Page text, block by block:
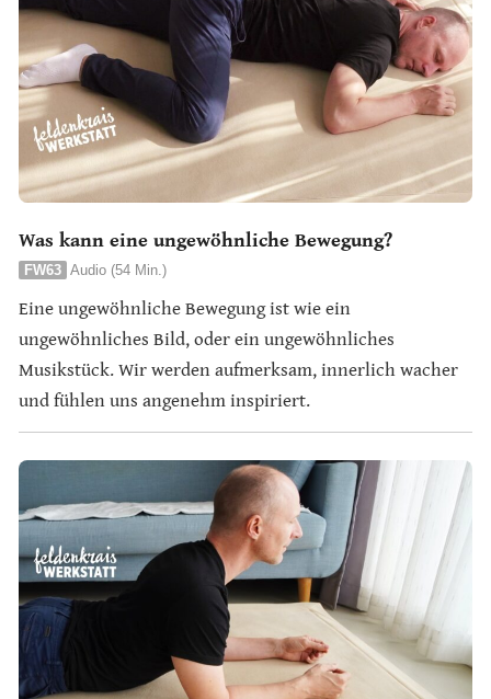
Was kann eine ungewöhnliche Bewegung?
FW63 Audio (54 Min.)
Eine ungewöhnliche Bewegung ist wie ein
ungewöhnliches Bild, oder ein ungewöhnliches
Musikstück. Wir werden aufmerksam, innerlich wacher
und fühlen uns angenehm inspiriert.